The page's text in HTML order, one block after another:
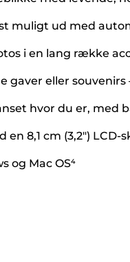
muligt ud med
i en lang række
gaver eller
hvor du er, med
8,1 cm (3,2")
og Mac OS⁴